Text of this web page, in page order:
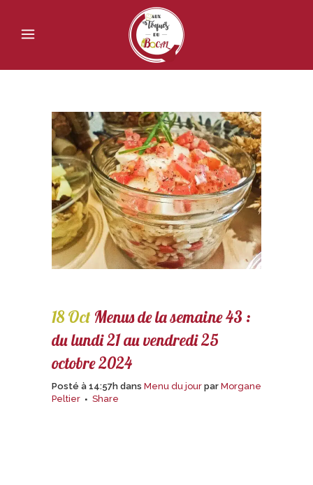
18 OctMenus de la semaine 43 :
du lundi 21 au vendredi 25
octobre 2024
Posté à 14:57h dans Menu du jour par Morgane
Peltier
Share